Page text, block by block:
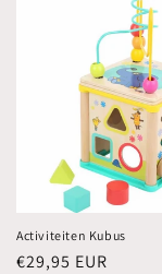
Activiteiten Kubus
Normale
€29,95 EUR